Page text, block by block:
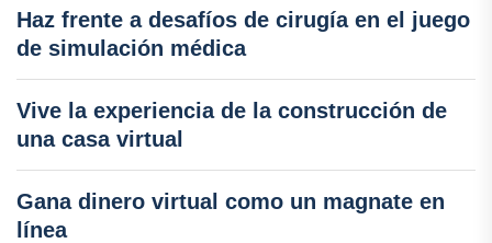
Haz frente a desafíos de cirugía en el juego
de simulación médica
Vive la experiencia de la construcción de
una casa virtual
Gana dinero virtual como un magnate en
línea